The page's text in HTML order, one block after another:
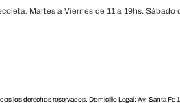
Martes a Viernes de 11 a 19hs. Sábado
los derechos reservados.